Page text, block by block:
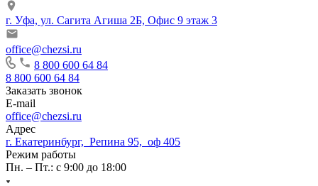
г. Уфа, ул. Сагита Агиша 2Б, Офис 9 этаж 3
office@chezsi.ru
8 800 600 64 84
8 800 600 64 84
Заказать звонок
E-mail
office@chezsi.ru
Адрес
г. Екатеринбург, Репина 95, оф 405
Режим работы
Пн. – Пт.: с 9:00 до 18:00